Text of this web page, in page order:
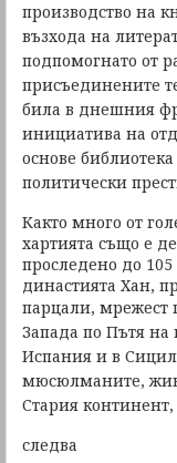
производство на
възхода на
подпомогнато от
присъединените
била в днешния
инициатива на
основе
политически
Както много от
хартията също е
проследено до
династията Хан,
парцали, мрежест
Запада по Пътя на
Испания и в
мюсюлманите,
Стария континент,
следва